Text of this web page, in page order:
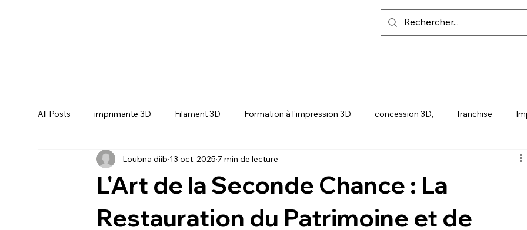
All Posts imprimante 3D Filament 3D Formation à l'impression 3D concession 3D, franchise
CREALITY SPARKX i7 Color Combo CREALITY
L'Art de la Seconde Chance : La
Restauration du Patrimoine et de
Loubna diib 13 oct. 2025 7 min de lecture